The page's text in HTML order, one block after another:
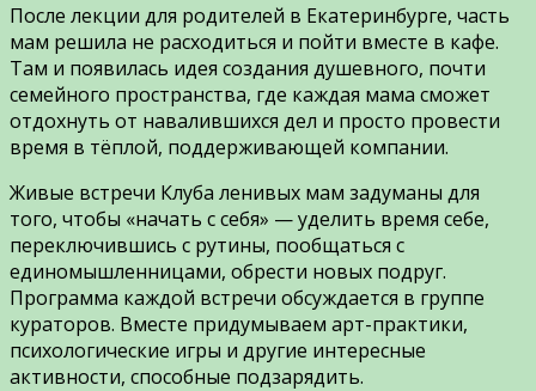
После лекции для родителей в Екатеринбурге, часть
мам решила не расходиться и пойти вместе в кафе.
Там и появилась идея создания душевного, почти
семейного пространства, где каждая мама сможет
отдохнуть от навалившихся дел и просто провести
время в тёплой, поддерживающей компании.
Живые встречи Клуба ленивых мам задуманы для
того, чтобы «начать с себя» — уделить время себе,
переключившись с рутины, пообщаться с
единомышленницами, обрести новых подруг.
Программа каждой встречи обсуждается в группе
кураторов. Вместе придумываем арт-практики,
психологические игры и другие интересные
активности, способные подзарядить.